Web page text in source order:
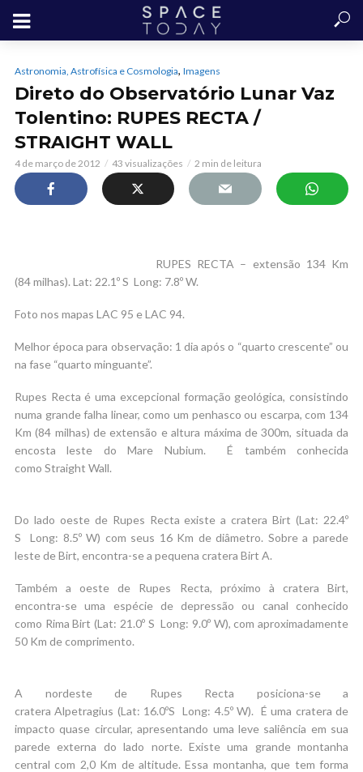
Astronomia, Astrofísica e Cosmologia, Imagens
Direto do Observatório Lunar Vaz
Tolentino: RUPES RECTA /
STRAIGHT WALL
4 de março de 2012 43 visualizações 2 min de leitura
RUPES RECTA – extensão 134 Km
(84 milhas). Lat: 22.1º S Long: 7.8º W.
Foto nos mapas LAC 95 e LAC 94.
Melhor época para observação: 1 dia após o “quarto crescente” ou
na fase “quarto minguante”.
Rupes Recta é uma excepcional formação geológica, consistindo
numa grande falha linear, como um penhasco ou escarpa, com 134
Km (84 milhas) de extensão e altura máxima de 300m, situada da
encosta leste do Mare Nubium. É também conhecida
como Straight Wall.
Do lado oeste de Rupes Recta existe a cratera Birt (Lat: 22.4º
S Long: 8.5º W) com seus 16 Km de diâmetro. Sobre a parede
leste de Birt, encontra-se a pequena cratera Birt A.
Também a oeste de Rupes Recta, próximo à cratera Birt,
encontra-se uma espécie de depressão ou canal conhecido
como Rima Birt (Lat: 21.0º S Long: 9.0º W), com aproximadamente
50 Km de comprimento.
A nordeste de Rupes Recta posiciona-se a
cratera Alpetragius (Lat: 16.0ºS Long: 4.5º W). É uma cratera de
impacto quase circular, apresentando uma leve saliência em sua
parede externa do lado norte. Existe uma grande montanha
central com 2,0 Km de altitude. Essa montanha, que tem forma